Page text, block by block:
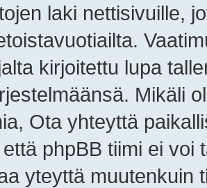
laki nettisivuille,
kirjoitettu lupa
Mikäli
Ota yhteyttä
phpBB tiimi ei
yteyttä muutenkuin